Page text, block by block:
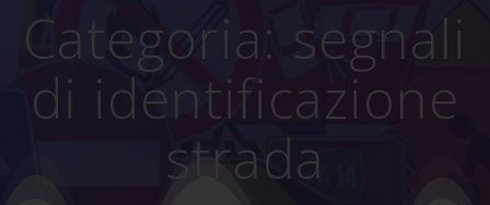
Categoria: segnali
di identificazione
strada